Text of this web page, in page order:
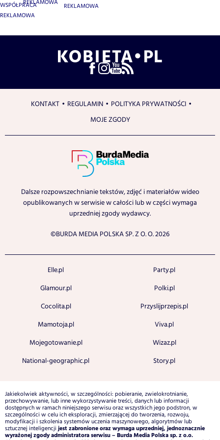
WSPÓŁPRACA
REKLAMOWA
REKLAMOWA
REKLAMOWA
KONTAKT REGULAMIN
POLITYKA PRYWATNOŚCI
MOJE ZGODY
Dalsze rozpowszechnianie tekstów, zdjęć i materiałów wideo
opublikowanych w serwisie w całości lub w części wymaga
uprzedniej zgody wydawcy.
©BURDA MEDIA POLSKA SP. Z O. O. 2026
Elle.pl
Glamour.pl
Cocolita.pl
Mamotoja.pl
Mojegotowanie.pl
National-geographic.pl
Party.pl
Polki.pl
Przyslijprzepis.pl
Viva.pl
Wizaz.pl
Story.pl
Jakiekolwiek aktywności, w szczególności: pobieranie, zwielokrotnianie,
przechowywanie, lub inne wykorzystywanie treści, danych lub informacji
dostępnych w ramach niniejszego serwisu oraz wszystkich jego podstron, w
szczególności w celu ich eksploracji, zmierzającej do tworzenia, rozwoju,
modyfikacji i szkolenia systemów uczenia maszynowego, algorytmów lub
sztucznej inteligencji jest zabronione oraz wymaga uprzedniej, jednoznacznie
wyrażonej zgody administratora serwisu – Burda Media Polska sp. z o.o.